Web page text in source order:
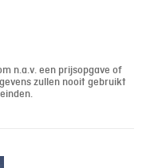
n.a.v. een prijsopgave of
zullen nooit gebruikt